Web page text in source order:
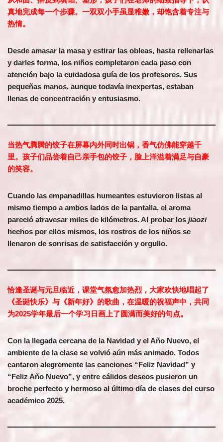
真地完成每一个步骤。一双双小手虽显稚嫩，却饱含着专注与
热情。
Desde amasar la masa y estirar las obleas, hasta rellenarlas
y darles forma, los niños completaron cada paso con
atención bajo la cuidadosa guía de los profesores. Sus
pequeñas manos, aunque todavía inexpertas, estaban
llenas de concentración y entusiasmo.
当热气腾腾的饺子在屏幕内外同时出锅，香气仿佛能穿越千
里。孩子们品尝着自己亲手包的饺子，脸上洋溢着满足与自豪
的笑容。
Cuando las empanadillas humeantes estuvieron listas al
mismo tiempo a ambos lados de la pantalla, el aroma
pareció atravesar miles de kilómetros. Al probar los jiaozi
hechos por ellos mismos, los rostros de los niños se
llenaron de sonrisas de satisfacción y orgullo.
恰逢圣诞与元旦临近，课堂气氛愈加热烈，大家欢快地唱起了
《圣诞快乐》与《新年好》的歌曲，在温暖的祝福声中，共同
为2025学年最后一个学习日画上了圆满而美好的句点。
Con la llegada cercana de la Navidad y el Año Nuevo, el
ambiente de la clase se volvió aún más animado. Todos
cantaron alegremente las canciones “Feliz Navidad” y
“Feliz Año Nuevo”, y entre cálidos deseos pusieron un
broche perfecto y hermoso al último día de clases del curso
académico 2025.